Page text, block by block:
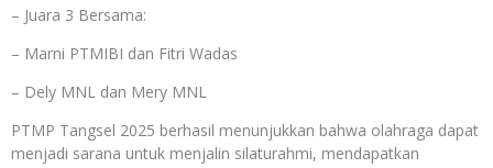
– Juara 3 Bersama:
– Marni PTMIBI dan Fitri Wadas
– Dely MNL dan Mery MNL
PTMP Tangsel 2025 berhasil menunjukkan bahwa olahraga dapat
menjadi sarana untuk menjalin silaturahmi, mendapatkan